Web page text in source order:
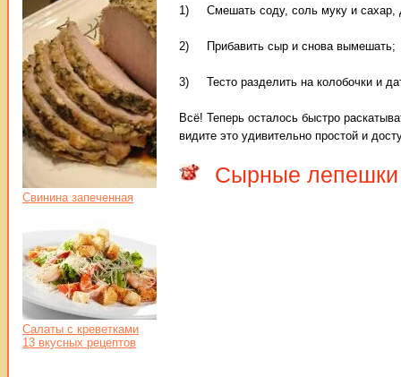
1) Смешать соду, соль муку и сахар,
2) Прибавить сыр и снова вымешать;
3) Тесто разделить на колобочки и
Всё! Теперь осталось быстро
видите это удивительно простой и
Сырные лепешки
Свинина запеченная
Салаты с креветками
13 вкусных рецептов